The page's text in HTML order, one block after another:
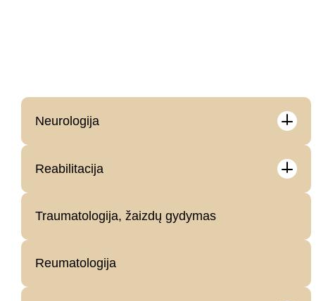
Neurologija
Reabilitacija
Traumatologija, žaizdų gydymas
Reumatologija